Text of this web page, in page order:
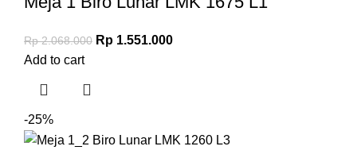
Rp2.068.000 Rp 1.551.000
Add to cart
-25%